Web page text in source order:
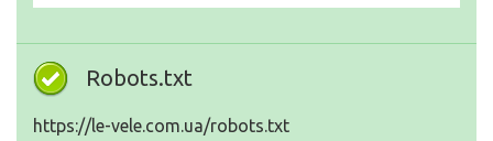
Robots.txt
https://le-vele.com.ua/robots.txt